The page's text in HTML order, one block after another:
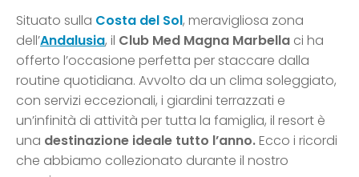
Situato sulla Costa del Sol, meravigliosa zona
dell’Andalusia, il Club Med Magna Marbella ci ha
offerto l’occasione perfetta per staccare dalla
routine quotidiana. Avvolto da un clima soleggiato,
con servizi eccezionali, i giardini terrazzati e
un’infinità di attività per tutta la famiglia, il resort è
una destinazione ideale tutto l’anno.Ecco i ricordi
che abbiamo collezionato durante il nostro